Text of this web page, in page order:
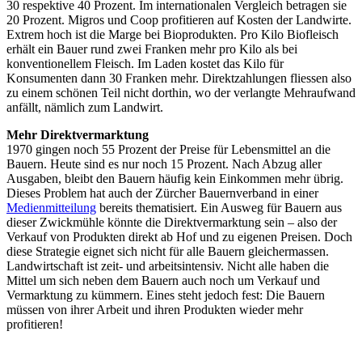
30 respektive 40 Prozent. Im internationalen Vergleich betragen sie
20 Prozent. Migros und Coop profitieren auf Kosten der Landwirte.
Extrem hoch ist die Marge bei Bioprodukten. Pro Kilo Biofleisch
erhält ein Bauer rund zwei Franken mehr pro Kilo als bei
konventionellem Fleisch. Im Laden kostet das Kilo für
Konsumenten dann 30 Franken mehr. Direktzahlungen fliessen also
zu einem schönen Teil nicht dorthin, wo der verlangte Mehraufwand
anfällt, nämlich zum Landwirt.
Mehr Direktvermarktung
1970 gingen noch 55 Prozent der Preise für Lebensmittel an die
Bauern. Heute sind es nur noch 15 Prozent. Nach Abzug aller
Ausgaben, bleibt den Bauern häufig kein Einkommen mehr übrig.
Dieses Problem hat auch der Zürcher Bauernverband in einer
Medienmitteilung bereits thematisiert. Ein Ausweg für Bauern aus
dieser Zwickmühle könnte die Direktvermarktung sein – also der
Verkauf von Produkten direkt ab Hof und zu eigenen Preisen. Doch
diese Strategie eignet sich nicht für alle Bauern gleichermassen.
Landwirtschaft ist zeit- und arbeitsintensiv. Nicht alle haben die
Mittel um sich neben dem Bauern auch noch um Verkauf und
Vermarktung zu kümmern. Eines steht jedoch fest: Die Bauern
müssen von ihrer Arbeit und ihren Produkten wieder mehr
profitieren!